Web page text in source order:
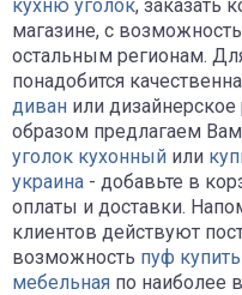
кухню уголок, заказать
магазине, с
остальным регионам.
понадобится
диван или
образом предлагаем
уголок кухонный или
украина - добавьте в
оплаты и доставки.
клиентов действуют
возможность пуф
мебельная по наиболее